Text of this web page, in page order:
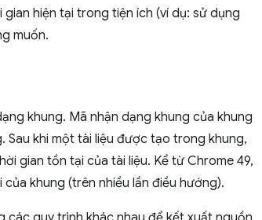
hiện tại trong tiện ích (ví dụ: sử dụng
muốn.
khung. Mã nhận dạng khung của khung
Sau khi một tài liệu được tạo trong khung,
gian tồn tại của tài liệu. Kể từ Chrome 49,
khung (trên nhiều lần điều hướng).